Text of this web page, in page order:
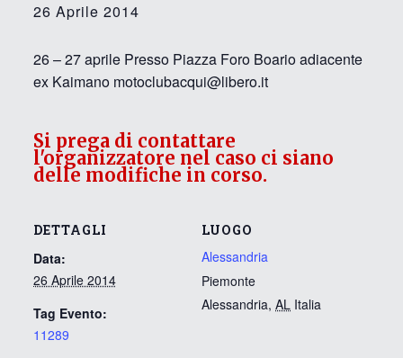
26 Aprile 2014
26 – 27 aprile Presso Piazza Foro Boario adiacente
ex Kaimano motoclubacqui@libero.it
DETTAGLI
Data:
26 Aprile 2014
Tag Evento:
11289
LUOGO
Alessandria
Piemonte
Alessandria, AL Italia
Si prega di contattare
l'organizzatore nel caso ci siano
delle modifiche in corso.